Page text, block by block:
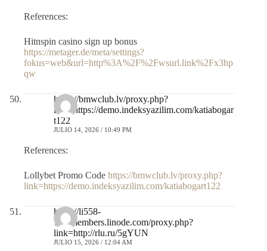
References:
Hitnspin casino sign up bonus
https://metager.de/meta/settings?
fokus=web&url=http%3A%2F%2Fwsurl.link%2Fx3hp
qw
https://bmwclub.lv/proxy.php?
link=https://demo.indeksyazilim.com/katiabogar
t122
JULIO 14, 2026 / 10:49 PM
References:
Lollybet Promo Code https://bmwclub.lv/proxy.php?
link=https://demo.indeksyazilim.com/katiabogart122
https://li558-
193.members.linode.com/proxy.php?
link=http://rlu.ru/5gYUN
JULIO 15, 2026 / 12:04 AM